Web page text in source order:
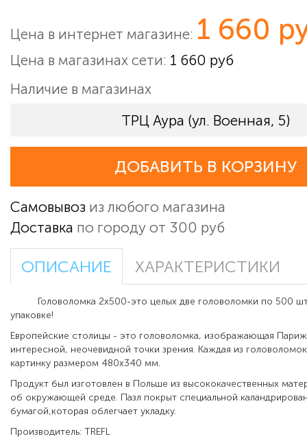
Цена в интернет магазине: 1 660
Цена в магазинах сети: 1 660 руб
Наличие в магазинах
ТРЦ Аура (ул. Военная, 5)
ДОБАВИТЬ В КОРЗИНУ
Самовывоз из любого магазина
Доставка по городу от 300 руб
ОПИСАНИЕ ХАРАКТЕРИСТИКИ
Головоломка 2x500-это целых две головоломки по 500
упаковке!
Европейские столицы - это головоломка, изображающая
интересной, неочевидной точки зрения. Каждая из
картинку размером 480x340 мм.
Продукт был изготовлен в Польше из высококачественных
об окружающей среде. Пазл покрыт специальной
бумагой,которая облегчает укладку.
Производитель: TREFL